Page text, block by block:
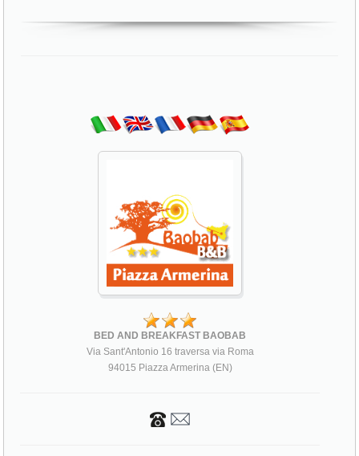
BED AND BREAKFAST BAOBAB
Via Sant'Antonio 16 traversa via Roma
94015 Piazza Armerina (EN)